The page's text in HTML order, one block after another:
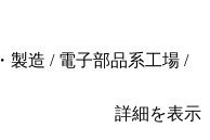
製造 / 電子部品系工場 /
詳細を表示